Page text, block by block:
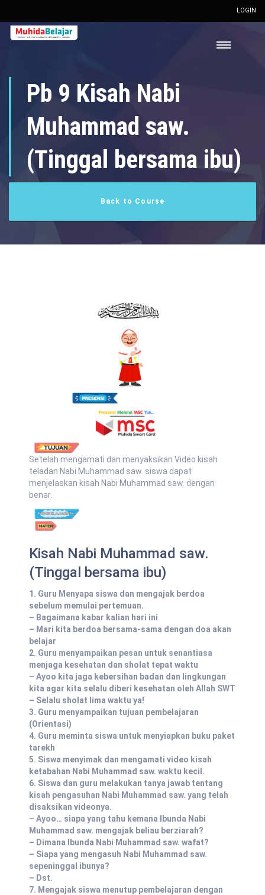
LOGIN
Pb 9 Kisah Nabi
Muhammad saw.
(Tinggal bersama ibu)
Back to Course
Setelah mengamati dan menyaksikan Video kisah
teladan Nabi Muhammad saw. siswa dapat
menjelaskan kisah Nabi Muhammad saw. dengan
benar.
Kisah Nabi Muhammad saw.
(Tinggal bersama ibu)
1. Guru Menyapa siswa dan mengajak berdoa
sebelum memulai pertemuan.
– Bagaimana kabar kalian hari ini
– Mari kita berdoa bersama-sama dengan doa akan
belajar
2. Guru menyampaikan pesan untuk senantiasa
menjaga kesehatan dan sholat tepat waktu
– Ayoo kita jaga kebersihan badan dan lingkungan
kita agar kita selalu diberi kesehatan oleh Allah SWT
– Selalu sholat lima waktu ya!
3. Guru menyampaikan tujuan pembelajaran
(Orientasi)
4. Guru meminta siswa untuk menyiapkan buku paket
tarekh
5. Siswa menyimak dan mengamati video kisah
ketabahan Nabi Muhammad saw. waktu kecil.
6. Siswa dan guru melakukan tanya jawab tentang
kisah pengasuhan Nabi Muhammad saw. yang telah
disaksikan videonya.
– Ayoo… siapa yang tahu kemana Ibunda Nabi
Muhammad saw. mengajak beliau berziarah?
– Dimana Ibunda Nabi Muhammad saw. wafat?
– Siapa yang mengasuh Nabi Muhammad saw.
sepeninggal ibunya?
– Dst.
7. Mengajak siswa menutup pembelajaran dengan